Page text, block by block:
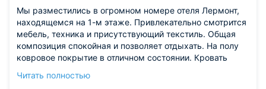
Мы разместились в огромном номере отеля Лермонт,
находящемся на 1-м этаже. Привлекательно смотрится
мебель, техника и присутствующий текстиль. Общая
композиция спокойная и позволяет отдыхать. На полу
ковровое покрытие в отличном состоянии. Кровать
постояльцы не мешали друг другу. Питание
Читать полностью